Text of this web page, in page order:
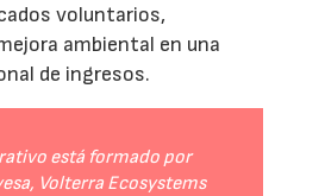
voluntarios,
ambiental en una
de ingresos.
está formado por
Volterra Ecosystems